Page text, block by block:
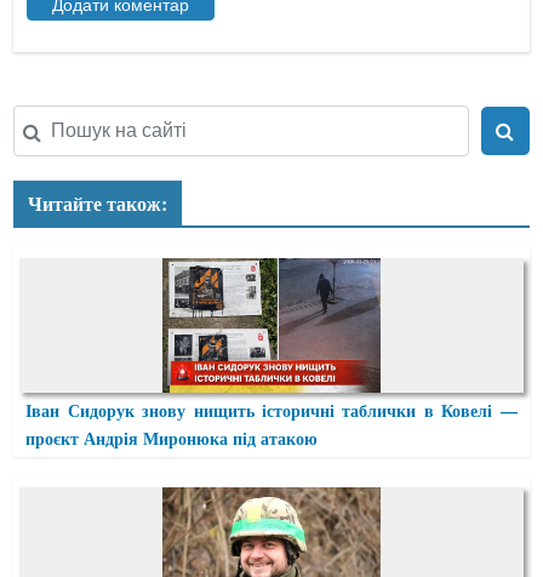
Читайте також:
Іван Сидорук знову нищить історичні таблички в Ковелі —
проєкт Андрія Миронюка під атакою